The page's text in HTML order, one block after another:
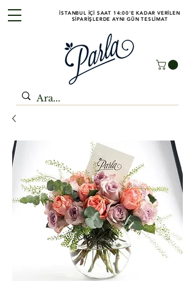
İSTANBUL İÇİ SAAT 14:00'E KADAR VERİLEN
SİPARİŞLERDE AYNI GÜN TESLİMAT